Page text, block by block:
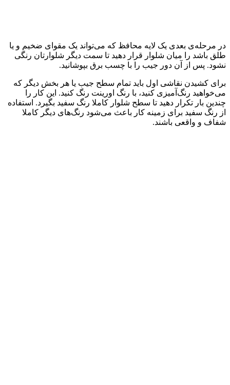
در مرحله‌ی بعدی یک لایه محافظ که می‌تواند یک مقوای ضخیم و یا
طلق باشد را میان شلوار قرار دهید تا سمت دیگر شلوارتان رنگی
نشود. پس از آن دور جیب را با چسب برق بپوشانید.
برای کشیدن نقاشی اول باید تمام سطح جیب یا هر بخش دیگر که
می‌خواهید رنگ‌آمیزی کنید، با رنگ اورینت رنگ کنید. این کار را
چندین بار تکرار دهید تا سطح شلوار کاملا رنگ سفید بگیرد. استفاده
از رنگ سفید برای زمینه کار باعث می‌شود رنگ‌های دیگر کاملا
شفاف و واقعی باشند.